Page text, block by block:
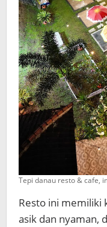
Tepi danau resto & cafe,
Resto ini memiliki
asik dan nyaman,